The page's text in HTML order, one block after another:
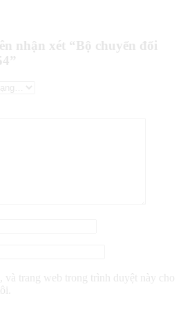
nhận xét “Bộ chuyển đổi
và trang web trong trình duyệt này cho